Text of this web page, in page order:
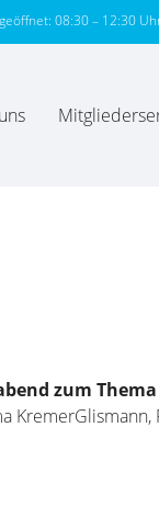
08:30 – 12:30
zum